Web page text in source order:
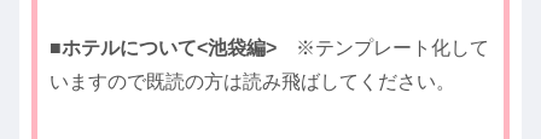
■ホテルについて<池袋編> ※テンプレート化して
いますので既読の方は読み飛ばしてください。